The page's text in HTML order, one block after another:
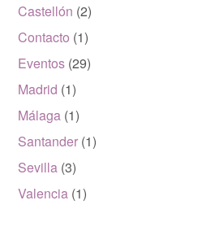
Castellón (2)
Contacto (1)
Eventos (29)
Madrid (1)
Málaga (1)
Santander (1)
Sevilla (3)
Valencia (1)